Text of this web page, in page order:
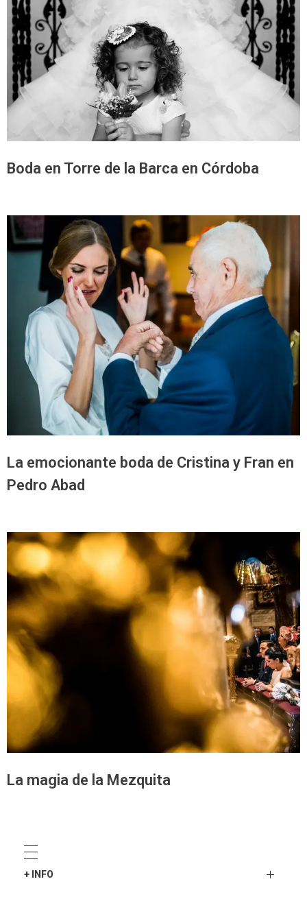
Boda en Torre de la Barca en Córdoba
La emocionante boda de Cristina y Fran en
Pedro Abad
La magia de la Mezquita
+ INFO